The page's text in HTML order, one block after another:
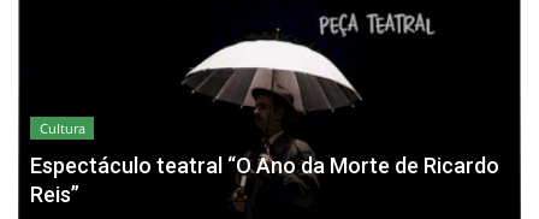
Cultura
Espectáculo teatral “O Ano da Morte de Ricardo
Reis”